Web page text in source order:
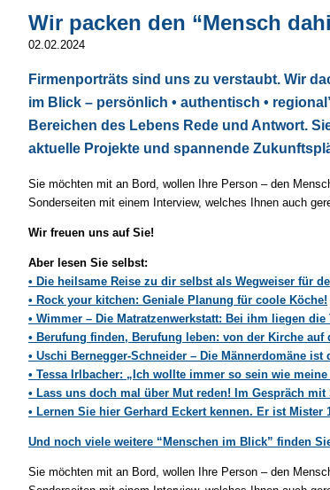
Wir packen den “Mensch
02.02.2024
Firmenporträts sind uns zu verstaubt. Wir
im Blick – persönlich • authentisch •
Bereichen des Lebens Rede und Antwort.
aktuelle Projekte und spannende
Sie möchten mit an Bord, wollen Ihre Person – den
Sonderseiten mit einem Interview, welches Ihnen auch
Wir freuen uns auf Sie!
Aber lesen Sie selbst:
• Die heilsame Reise zu dir selbst als Wegweiser für
• Rock your kitchen: Geniale Planung für coole Köche!
• Wimmer – Die Matratzenwerkstatt: Bei ihm liegen die
• Berufung finden, Berufung leben: von der Kirche auf
• Uschi Bernegger-Schneider – Die Männerdomäne ist
• Tessa Irlbacher: „Ich wollte immer so sein wie meine
• Lass uns doch mal über Mut reden! Im Gespräch mit
• Lernen Sie hier Gerhard Eckert kennen. Er ist
Und noch viele weitere “Menschen im Blick” finden
Sie möchten mit an Bord, wollen Ihre Person – den